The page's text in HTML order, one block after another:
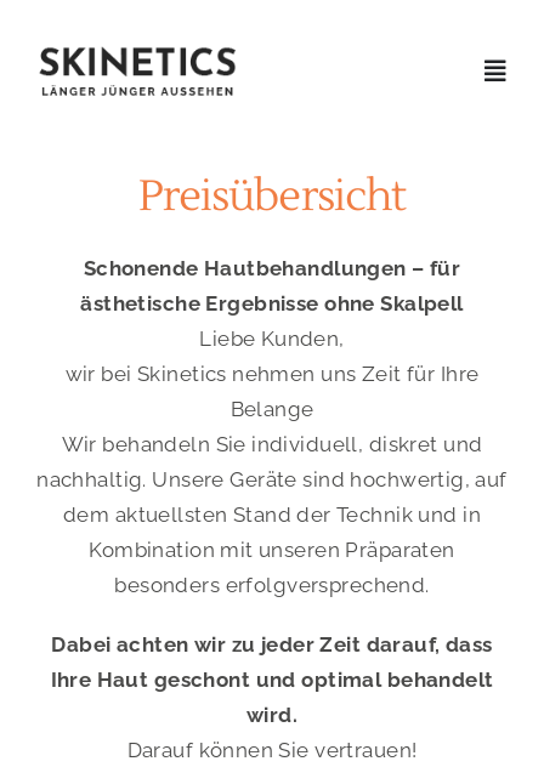
content
ÜBER UNS
PRESSE
KONTAKT
Preisübersicht
Schonende Hautbehandlungen – für
ästhetische Ergebnisse ohne Skalpell
Liebe Kunden,
wir bei Skinetics nehmen uns Zeit für Ihre
Belange
Wir behandeln Sie individuell, diskret und
nachhaltig. Unsere Geräte sind hochwertig, auf
dem aktuellsten Stand der Technik und in
Kombination mit unseren Präparaten
besonders erfolgversprechend.
Dabei achten wir zu jeder Zeit darauf, dass
Ihre Haut geschont und optimal behandelt
wird.
Darauf können Sie vertrauen!